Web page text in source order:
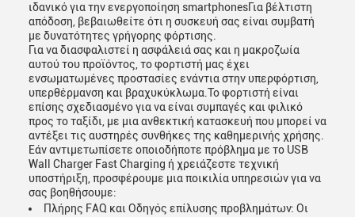
ιδανικό για την ενεργοποίηση smartphonesΓια βέλτιστη
απόδοση, βεβαιωθείτε ότι η συσκευή σας είναι συμβατή
με δυνατότητες γρήγορης φόρτισης.
Για να διασφαλιστεί η ασφάλειά σας και η μακροζωία
αυτού του προϊόντος, το φορτιστή μας έχει
ενσωματωμένες προστασίες ενάντια στην υπερφόρτιση,
υπερθέρμανση και βραχυκύκλωμα.Το φορτιστή είναι
επίσης σχεδιασμένο για να είναι συμπαγές και φιλικό
προς το ταξίδι, με μια ανθεκτική κατασκευή που μπορεί να
αντέξει τις αυστηρές συνθήκες της καθημερινής χρήσης.
Εάν αντιμετωπίσετε οποιοδήποτε πρόβλημα με το USB
Wall Charger Fast Charging ή χρειάζεστε τεχνική
υποστήριξη, προσφέρουμε μια ποικιλία υπηρεσιών για να
σας βοηθήσουμε:
Πλήρης FAQ και Οδηγός επίλυσης προβλημάτων: Οι